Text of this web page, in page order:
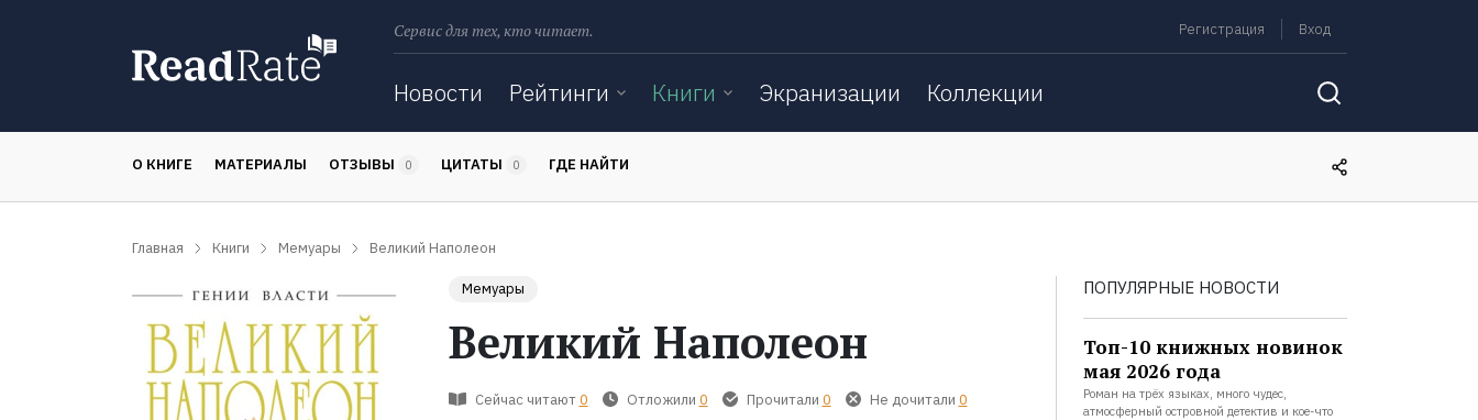
Сервис для тех, кто читает. Регистрация Вход
Новости Рейтинги Книги Экранизации Коллекции
О КНИГЕ МАТЕРИАЛЫ ОТЗЫВЫ 0 ЦИТАТЫ 0 ГДЕ НАЙТИ
Главная Книги Мемуары Великий Наполеон
Мемуары
Великий Наполеон
Сейчас читают 0 Отложили 0 Прочитали 0 Не дочитали 0
ПОПУЛЯРНЫЕ НОВОСТИ
Топ-10 книжных новинок
мая 2026 года
Роман на трёх языках, много чудес,
атмосферный островной детектив и кое-что